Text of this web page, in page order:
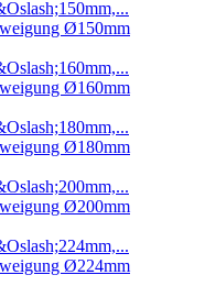
Ø150mm
Ø160mm
Ø180mm
Ø200mm
Ø224mm